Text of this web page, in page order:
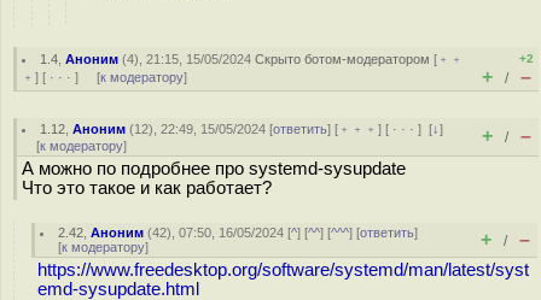
1.4 ,Аноним (4), 21:15, 15/05/2024Скрыто ботом-модератором [ ﹢﹢
﹢ ] [ · · · ] [к модератору]
+2
+ / –
1.12 ,Аноним (12), 22:49, 15/05/2024 [ответить] [ ﹢﹢﹢] [ · · ·][↓]
[к модератору] + / –
А можно по подробнее про systemd-sysupdate
Что это такое и как работает?
2.42 ,Аноним (42), 07:50, 16/05/2024 [^] [^^] [^^^] [ответить]
[к модератору] + / –
https://www.freedesktop.org/software/systemd/man/latest/syst
emd-sysupdate.html